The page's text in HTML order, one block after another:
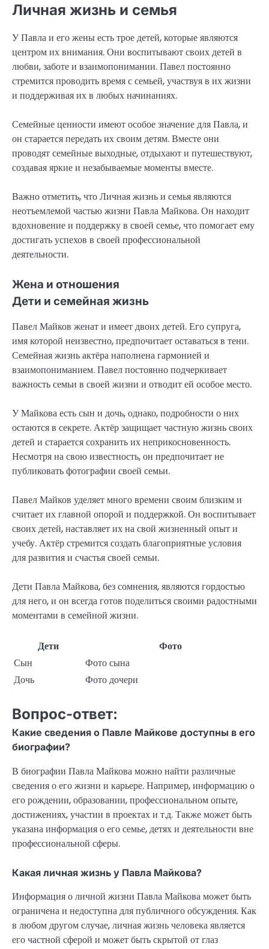
Личная жизнь и семья
У Павла и его жены есть трое детей, которые являются
центром их внимания. Они воспитывают своих детей в
любви, заботе и взаимопонимании. Павел постоянно
стремится проводить время с семьей, участвуя в их жизни
и поддерживая их в любых начинаниях.
Семейные ценности имеют особое значение для Павла, и
он старается передать их своим детям. Вместе они
проводят семейные выходные, отдыхают и путешествуют,
создавая яркие и незабываемые моменты вместе.
Важно отметить, что Личная жизнь и семья являются
неотъемлемой частью жизни Павла Майкова. Он находит
вдохновение и поддержку в своей семье, что помогает ему
достигать успехов в своей профессиональной
деятельности.
Жена и отношения
Дети и семейная жизнь
Павел Майков женат и имеет двоих детей. Его супруга,
имя которой неизвестно, предпочитает оставаться в тени.
Семейная жизнь актёра наполнена гармонией и
взаимопониманием. Павел постоянно подчеркивает
важность семьи в своей жизни и отводит ей особое место.
У Майкова есть сын и дочь, однако, подробности о них
остаются в секрете. Актёр защищает частную жизнь своих
детей и старается сохранить их неприкосновенность.
Несмотря на свою известность, он предпочитает не
публиковать фотографии своей семьи.
Павел Майков уделяет много времени своим близким и
считает их главной опорой и поддержкой. Он воспитывает
своих детей, наставляет их на свой жизненный опыт и
учебу. Актёр стремится создать благоприятные условия
для развития и счастья своей семьи.
Дети Павла Майкова, без сомнения, являются гордостью
для него, и он всегда готов поделиться своими радостными
моментами в семейной жизни.
Дети
Фото
Сын
Фото сына
Дочь
Фото дочери
Вопрос-ответ:
Какие сведения о Павле Майкове доступны в его
биографии?
В биографии Павла Майкова можно найти различные
сведения о его жизни и карьере. Например, информацию о
его рождении, образовании, профессиональном опыте,
достижениях, участии в проектах и т.д. Также может быть
указана информация о его семье, детях и деятельности вне
профессиональной сферы.
Какая личная жизнь у Павла Майкова?
Информация о личной жизни Павла Майкова может быть
ограничена и недоступна для публичного обсуждения. Как
в любом другом случае, личная жизнь человека является
его частной сферой и может быть скрытой от глаз